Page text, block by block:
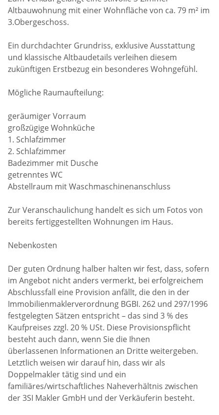
Altbauwohnung mit einer Wohnfläche von ca. 79 m² im
3.Obergeschoss.
Ein durchdachter Grundriss, exklusive Ausstattung
und klassische Altbaudetails verleihen diesem
zukünftigen Erstbezug ein besonderes Wohngefühl.
Mögliche Raumaufteilung:
geräumiger Vorraum
großzügige Wohnküche
1. Schlafzimmer
2. Schlafzimmer
Badezimmer mit Dusche
getrenntes WC
Abstellraum mit Waschmaschinenanschluss
Zur Veranschaulichung handelt es sich um Fotos von
bereits fertiggestellten Wohnungen im Haus.
Nebenkosten
Der guten Ordnung halber halten wir fest, dass, sofern
im Angebot nicht anders vermerkt, bei erfolgreichem
Abschlussfall eine Provision anfällt, die den in der
Immobilienmaklerverordnung BGBI. 262 und 297/1996
festgelegten Sätzen entspricht – das sind 3 % des
Kaufpreises zzgl. 20 % USt. Diese Provisionspflicht
besteht auch dann, wenn Sie die Ihnen
überlassenen Informationen an Dritte weitergeben.
Letztlich weisen wir darauf hin, dass wir als
Doppelmakler tätig sind und ein
familiäres/wirtschaftliches Naheverhältnis zwischen
der 3SI Makler GmbH und der Verkäuferin besteht.